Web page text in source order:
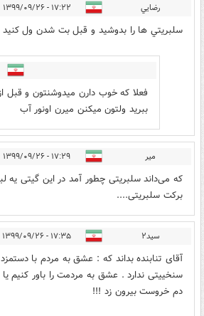
رضايي ۱۷:۲۲ - ۱۳۹۹/۰۹/۲۶
سلبريتي ها را بدوشيد و قبل بت شدن ول كنيد
فعلا که خوب دارن میدوشنتون و قبل
ببرید ولتون میکنن میرن اونور آب
میر ۱۷:۲۹ - ۱۳۹۹/۰۹/۲۶
که می‌داند سلبریتی چطور آمد در این گیتی یه
برکت سلبریتی....
سید۲ ۱۷:۳۵ - ۱۳۹۹/۰۹/۲۶
آقای تنابنده بداند که : عشق به مردم با
سنخییتی ندارد . عشق به مردمت را باور کنیم یا
دم خروست بیرون زد !!!